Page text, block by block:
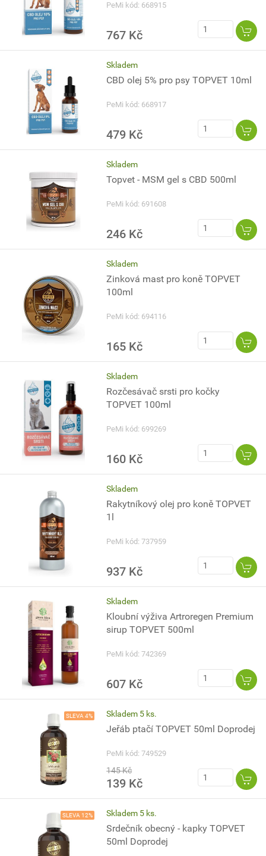
PeMi kód: 668915
767 Kč
Skladem
CBD olej 5% pro psy TOPVET 10ml
PeMi kód: 668917
479 Kč
Skladem
Topvet - MSM gel s CBD 500ml
PeMi kód: 691608
246 Kč
Skladem
Zinková mast pro koně TOPVET
100ml
PeMi kód: 694116
165 Kč
Skladem
Rozčesávač srsti pro kočky
TOPVET 100ml
PeMi kód: 699269
160 Kč
Skladem
Rakytníkový olej pro koně TOPVET
1l
PeMi kód: 737959
937 Kč
Skladem
Kloubní výživa Artroregen Premium
sirup TOPVET 500ml
PeMi kód: 742369
607 Kč
SLEVA 4% Skladem 5 ks.
Jeřáb ptačí TOPVET 50ml Doprodej
PeMi kód: 749529
145 Kč
139 Kč
SLEVA 12% Skladem 5 ks.
Srdečník obecný - kapky TOPVET
50ml Doprodej